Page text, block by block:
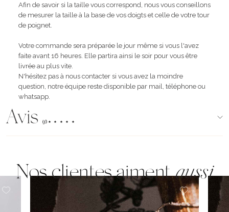
Afin de savoir si la taille vous correspond, nous vous conseillons
de mesurer la taille à la base de vos doigts et celle de votre tour
de poignet.
Votre commande sera préparée le jour même si vous l'avez
faite avant 16 heures. Elle partira ainsi le soir pour vous être
livrée au plus vite.
N'hésitez pas à nous contacter si vous avez la moindre
question, notre équipe reste disponible par mail, téléphone ou
whatsapp.
Avis (96)
Nos clientes aimentaussi